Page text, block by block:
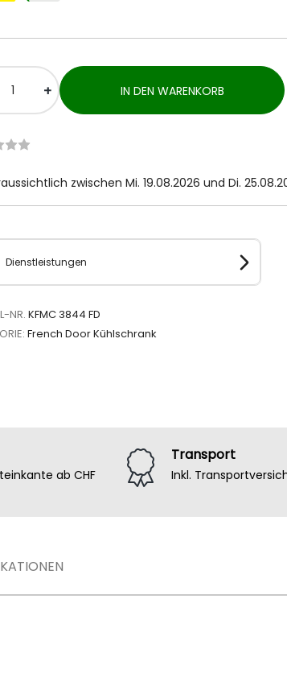
+ IN DEN WARENKORB
zwischen Mi. 19.08.2026 und Di.
Dienstleistungen
NR. KFMC 3844 FD
French Door Kühlschrank
ab CHF
Transport
Inkl.